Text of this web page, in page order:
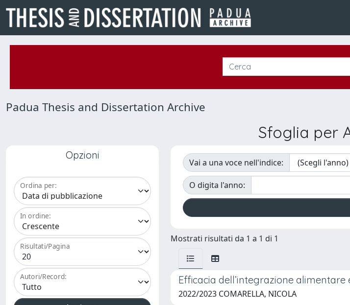
Padua Thesis and Dissertation Archive
Sfoglia per
Opzioni
Ordina per:
In ordine:
Risultati/Pagina
Autori/Record:
Vai a una voce nell'indice:
O digita l'anno:
Mostrati risultati da 1 a 1 di 1
Efficacia dell’integrazione
2022/2023 COMARELLA, NICOLA